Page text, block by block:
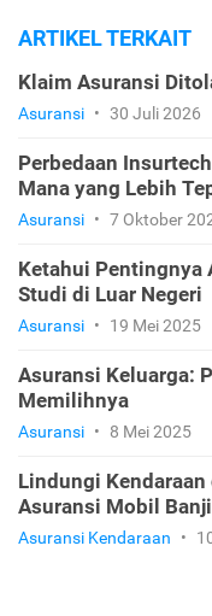
ARTIKEL TERKAIT
Klaim Asuransi
Asuransi • 30 Juli 2026
Perbedaan
Mana yang Lebih
Asuransi • 7 Oktober
Ketahui Pentingnya
Studi di Luar Negeri
Asuransi • 19 Mei 2025
Asuransi Keluarga:
Memilihnya
Asuransi • 8 Mei 2025
Lindungi
Asuransi Mobil
Asuransi Kendaraan •